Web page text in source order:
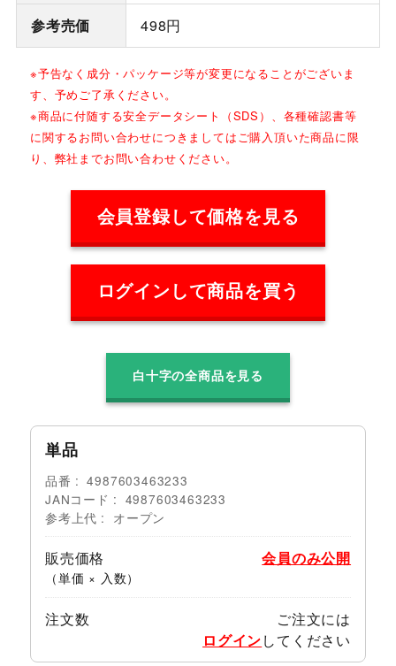
参考売価 498円
※予告なく成分・パッケージ等が変更になることがございま
す、予めご了承ください。
※商品に付随する安全データシート（SDS）、各種確認書等
に関するお問い合わせにつきましてはご購入頂いた商品に限
り、弊社までお問い合わせください。
会員登録して価格を見る
ログインして商品を買う
白十字の全商品を見る
単品
品番
4987603463233
JANコード
4987603463233
参考上代
オープン
販売価格
（単価 × 入数）
会員のみ公開
注文数
ご注文には
ログインしてください